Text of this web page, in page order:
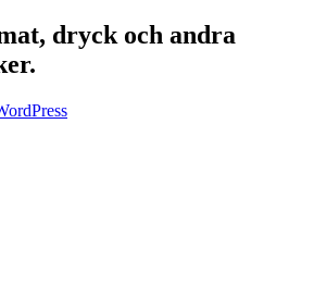
dryck och andra